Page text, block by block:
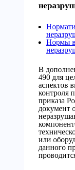
Нормы
В
490 для
аспектов
контроля
приказа
документ
или
данного